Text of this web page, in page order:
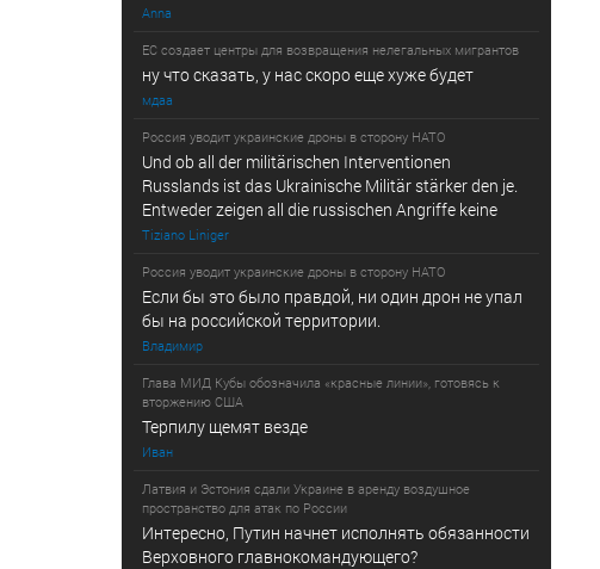
Anna
ЕС создает центры для возвращения нелегальных мигрантов
ну что сказать, у нас скоро еще хуже будет
мдаа
Россия уводит украинские дроны в сторону НАТО
Und ob all der militärischen Interventionen
Russlands ist das Ukrainische Militär stärker den je.
Entweder zeigen all die russischen Angriffe keine
Tiziano Liniger
Россия уводит украинские дроны в сторону НАТО
Если бы это было правдой, ни один дрон не упал
бы на российской территории.
Владимир
Глава МИД Кубы обозначила «красные линии», готовясь к
вторжению США
Терпилу щемят везде
Иван
Латвия и Эстония сдали Украине в аренду воздушное
пространство для атак по России
Интересно, Путин начнет исполнять обязанности
Верховного главнокомандующего?